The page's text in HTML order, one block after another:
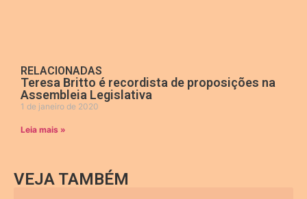
RELACIONADAS
Teresa Britto é recordista de proposições na
Assembleia Legislativa
1 de janeiro de 2020
Leia mais »
VEJA TAMBÉM